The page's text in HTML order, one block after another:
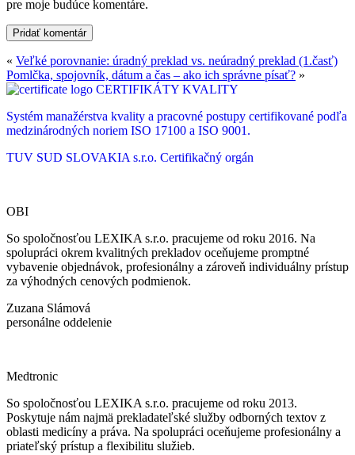
pre moje budúce komentáre.
« Veľké porovnanie: úradný preklad vs. neúradný preklad (1.časť)
Pomlčka, spojovník, dátum a čas – ako ich správne písať? »
CERTIFIKÁTY KVALITY
Systém manažérstva kvality a pracovné postupy certifikované podľa
medzinárodných noriem ISO 17100 a ISO 9001.
TUV SUD SLOVAKIA s.r.o. Certifikačný orgán
OBI
So spoločnosťou LEXIKA s.r.o. pracujeme od roku 2016. Na
spolupráci okrem kvalitných prekladov oceňujeme promptné
vybavenie objednávok, profesionálny a zároveň individuálny prístup
za výhodných cenových podmienok.
Zuzana Slámová
personálne oddelenie
Medtronic
So spoločnosťou LEXIKA s.r.o. pracujeme od roku 2013.
Poskytuje nám najmä prekladateľské služby odborných textov z
oblasti medicíny a práva. Na spolupráci oceňujeme profesionálny a
priateľský prístup a flexibilitu služieb.